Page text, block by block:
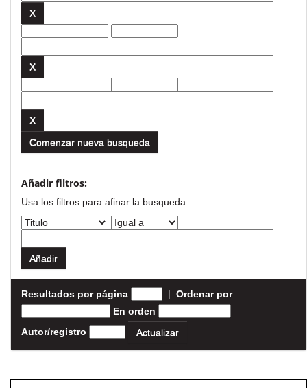
Comenzar nueva busqueda
Añadir filtros:
Usa los filtros para afinar la busqueda.
Resultados por página | Ordenar por
En orden
Autor/registro